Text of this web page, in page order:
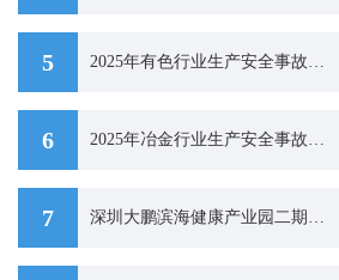
5
6
7